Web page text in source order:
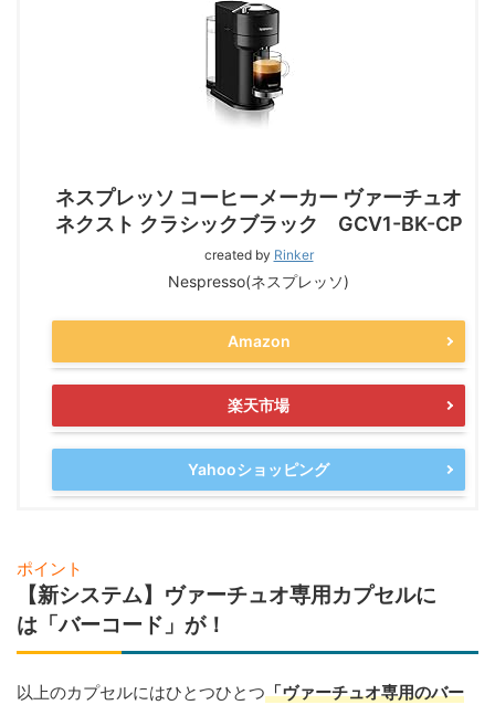
ネスプレッソ コーヒーメーカー ヴァーチュオ
ネクスト クラシックブラック GCV1-BK-CP
created by Rinker
Nespresso(ネスプレッソ)
Amazon
楽天市場
Yahooショッピング
ポイント
【新システム】ヴァーチュオ専用カプセルに
は「バーコード」が！
以上のカプセルにはひとつひとつ「ヴァーチュオ専用のバー